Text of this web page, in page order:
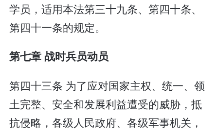
学员，适用本法第三十九条、第四十条、
第四十一条的规定。
第七章 战时兵员动员
第四十三条 为了应对国家主权、统一、领
土完整、安全和发展利益遭受的威胁，抵
抗侵略，各级人民政府、各级军事机关，